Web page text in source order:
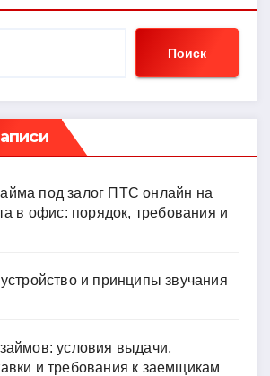
a
в
ть
Поиск
под залог ПТС онлайн на
в офис: порядок, требования и
и принципы звучания
условия выдачи,
и требования к заемщикам